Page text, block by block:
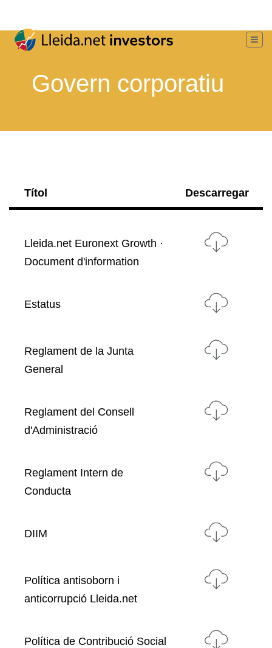
Govern corporatiu
Títol Descarregar
Lleida.net Euronext Growth ·
Document d'information
Estatus
Reglament de la Junta
General
Reglament del Consell
d'Administració
Reglament Intern de
Conducta
DIIM
Política antisoborn i
anticorrupció Lleida.net
Política de Contribució Social